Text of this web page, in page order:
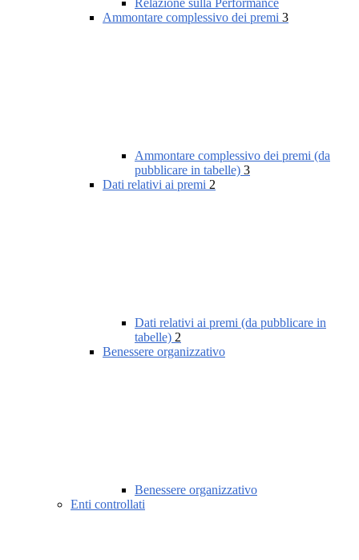
Relazione sulla Performance
Ammontare complessivo dei premi 3
Ammontare complessivo dei premi (da
pubblicare in tabelle) 3
Dati relativi ai premi 2
Dati relativi ai premi (da pubblicare in
tabelle) 2
Benessere organizzativo
Benessere organizzativo
Enti controllati